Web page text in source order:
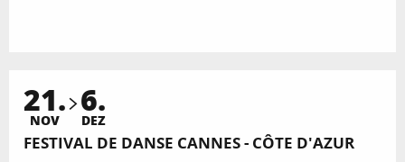
21.
NOV 6.
DEZ
FESTIVAL DE DANSE CANNES - CÔTE D'AZUR